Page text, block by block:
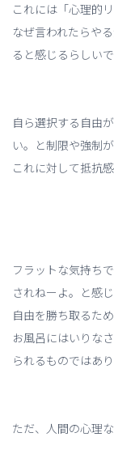
これには「心理的
なぜ言われたらや
ると感じるらしいで
自ら選択する自由
い。と制限や強制
これに対して抵抗
フラットな気持ち
されねーよ。と感
自由を勝ち取るた
お風呂にはいりな
られるものではあり
ただ、人間の心理